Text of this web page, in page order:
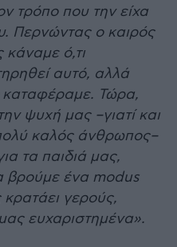
τρόπο που την είχα
Περνώντας ο καιρός
ό,τι
αυτό, αλλά
καταφέραμε. Τώρα,
ψυχή μας –γιατί και
καλός άνθρωπος–
τα παιδιά μας,
βρούμε ένα modus
γερούς,
ευχαριστημένα».